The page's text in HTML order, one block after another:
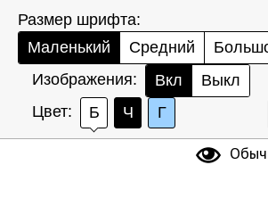
Размер шрифта:
Маленький
Средний
Изображения:
Вкл
Выкл
Цвет:
Б Ч Г